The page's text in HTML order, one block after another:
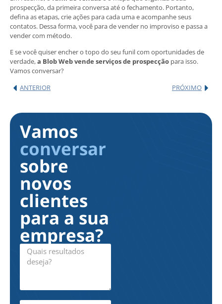
prospecção, da primeira conversa até o fechamento. Portanto,
defina as etapas, crie ações para cada uma e acompanhe seus
contatos. Dessa forma, você para de vender no improviso e passa a
vender com método.
E se você quiser encher o topo do seu funil com oportunidades de
verdade,a Blob Web vende serviços de prospecção para isso.
Vamos conversar?
ANTERIOR
PRÓXIMO
Vamos
conversar
sobre
novos
clientes
para a sua
empresa?